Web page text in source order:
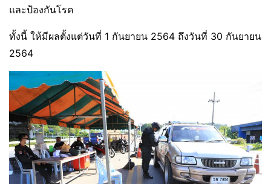
และป้องกันโรค
ทั้งนี้ ให้มีผลตั้งแต่วันที่ 1 กันยายน 2564 ถึงวันที่ 30 กันยายน
2564